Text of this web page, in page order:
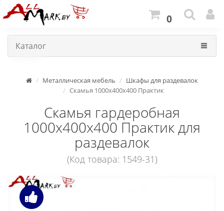
0
Каталог
Металлическая мебель
Шкафы для раздевалок
Скамья 1000x400x400 Практик
Скамья гардеробная
1000x400x400 Практик для
раздевалок
(Код товара: 1549-31)